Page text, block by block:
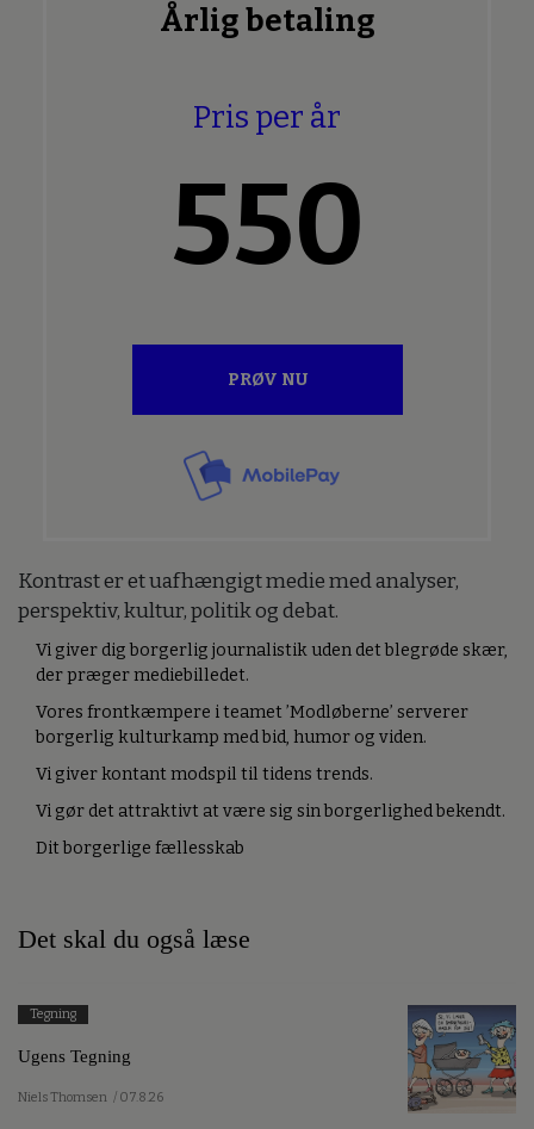
Årlig betaling
Pris per år
550
PRØV NU
Kontrast er et uafhængigt medie med analyser,
perspektiv, kultur, politik og debat.
Vi giver dig borgerlig journalistik uden det blegrøde skær,
der præger mediebilledet.
Vores frontkæmpere i teamet ’Modløberne’ serverer
borgerlig kulturkamp med bid, humor og viden.
Vi giver kontant modspil til tidens trends.
Vi gør det attraktivt at være sig sin borgerlighed bekendt.
Dit borgerlige fællesskab
Det skal du også læse
Tegning
Ugens Tegning
Niels Thomsen / 07.8.26